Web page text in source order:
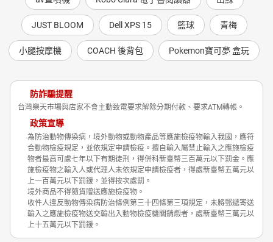
JUST BLOOM Dell XPS 15 籃球 青梅
小腿按摩機 COACH 後背包 Pokemon寶可夢 盒玩
防詐騙提醒
台灣樂天市場與店家不會主動致電要求解除分期付款、要求ATM轉帳。
政策宣導
為防治動物傳染病，境外動物或動物產品等應施檢疫物輸入我國，應符
合動物檢疫規定，並依規定申請檢疫。擅自輸入屬禁止輸入之應施檢疫
物者最高可處七年以下有期徒刑，得併科新臺幣三百萬元以下罰金。應
施檢疫物之輸入人或代理人未依規定申請檢疫者，得處新臺幣五萬元以
上一百萬元以下罰鍰，並得按次處罰。
境外商品不得隨貨贈送應施檢疫物。
收件人違反動物傳染病防治條例第三十四條第三項規定，未將郵遞寄送
輸入之應施檢疫物送交輸出入動物檢疫機關銷燬者，處新臺幣三萬元以
上十五萬元以下罰鍰。